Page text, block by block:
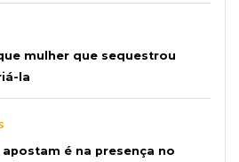
mulher que sequestrou
la
é na presença no